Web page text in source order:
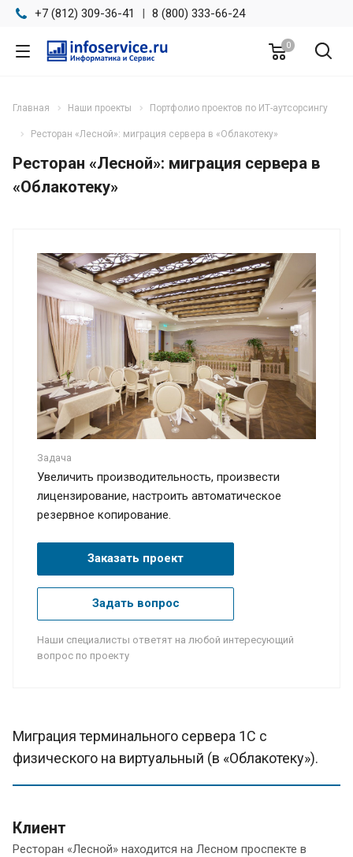
+7 (812) 309-36-41 | 8 (800) 333-66-24
0
Главная Наши проекты Портфолио проектов по ИТ-аутсорсингу
Ресторан «Лесной»: миграция сервера в «Облакотеку»
Ресторан «Лесной»: миграция сервера в
«Облакотеку»
Задача
Увеличить производительность, произвести
лицензирование, настроить автоматическое
резервное копирование.
Заказать проект
Задать вопрос
Наши специалисты ответят на любой интересующий
вопрос по проекту
Миграция терминального сервера 1С с
физического на виртуальный (в «Облакотеку»).
Клиент
Ресторан «Лесной» находится на Лесном проспекте в